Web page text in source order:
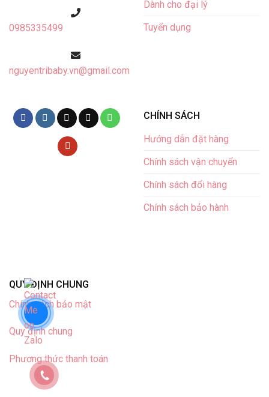
0985335499
nguyentribaby.vn@gmail.com
Dành cho đại lý
Tuyển dụng
CHÍNH SÁCH
Hướng dẫn đặt hàng
Chính sách vận chuyển
Chính sách đổi hàng
Chính sách bảo hành
QUY ĐỊNH CHUNG
Chính sách bảo mật
Quy định chung
Phương thức thanh toán